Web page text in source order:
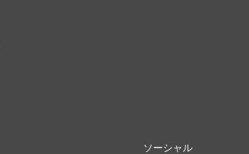
ソーシャル